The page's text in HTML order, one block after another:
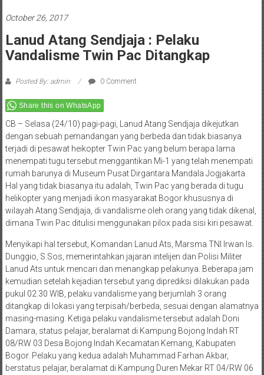
October 26, 2017
Lanud Atang Sendjaja : Pelaku
Vandalisme Twin Pac Ditangkap
Posted By: admin 0 Comment
Share this on WhatsApp
CB – Selasa (24/10) pagi-pagi, Lanud Atang Sendjaja dikejutkan
dengan sebuah pemandangan yang berbeda dan tidak biasanya
terjadi di pesawat heikopter Twin Pac yang belum berapa lama
menempati tugu tersebut menggantikan Mi-1 yang telah menempati
rumah barunya di Museum Pusat Dirgantara Mandala Jogjakarta.
Hal yang tidak biasanya itu adalah, Twin Pac yang berada di tugu
helikopter yang menjadi ikon masyarakat Bogor khususnya di
wilayah Atang Sendjaja, di vandalisme oleh orang yang tidak dikenal,
dimana Twin Pac ditulisi menggunakan pilox pada sisi kiri pesawat.
Menyikapi hal tersebut, Komandan Lanud Ats, Marsma TNI Irwan Is.
Dunggio, S.Sos, memerintahkan jajaran intelijen dan Polisi Militer
Lanud Ats untuk mencari dan menangkap pelakunya. Beberapa jam
kemudian setelah kejadian tersebut yang diprediksi dilakukan pada
pukul 02.30 WIB, pelaku vandalisme yang berjumlah 3 orang
ditangkap di lokasi yang terpisah/berbeda, sesuai dengan alamatnya
masing-masing. Ketiga pelaku vandalisme tersebut adalah Doni
Damara, status pelajar, beralamat di Kampung Bojong Indah RT
08/RW 03 Desa Bojong Indah Kecamatan Kemang, Kabupaten
Bogor. Pelaku yang kedua adalah Muhammad Farhan Akbar,
berstatus pelajar, beralamat di Kampung Duren Mekar RT 04/RW 06